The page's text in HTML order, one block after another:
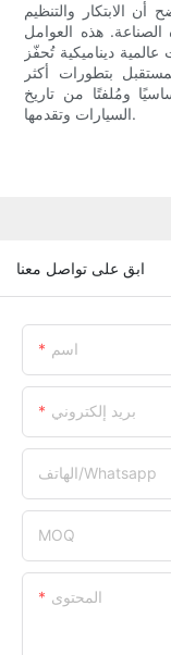
الابتكار والتنظيم
هذه العوامل
ديناميكية تُحفّز
بتطورات أكثر
ومُلفتًا من تاريخ
السيارات وتقدمها.
ابق على تواصل معنا
اسم
بريد إلكتروني
الهاتف/whatsapp
MOQ
المحتوى